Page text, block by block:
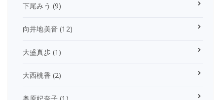
下尾みう (9)
向井地美音 (12)
大盛真歩(1)
大西桃香 (2)